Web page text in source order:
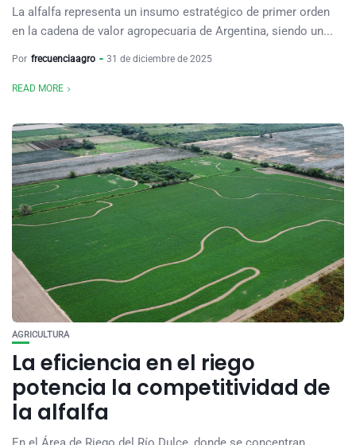
La alfalfa representa un insumo estratégico de primer orden
en la cadena de valor agropecuaria de Argentina, siendo un...
Por frecuenciaagro 31 de diciembre de 2025
READ MORE
AGRICULTURA
La eficiencia en el riego
potencia la competitividad de
la alfalfa